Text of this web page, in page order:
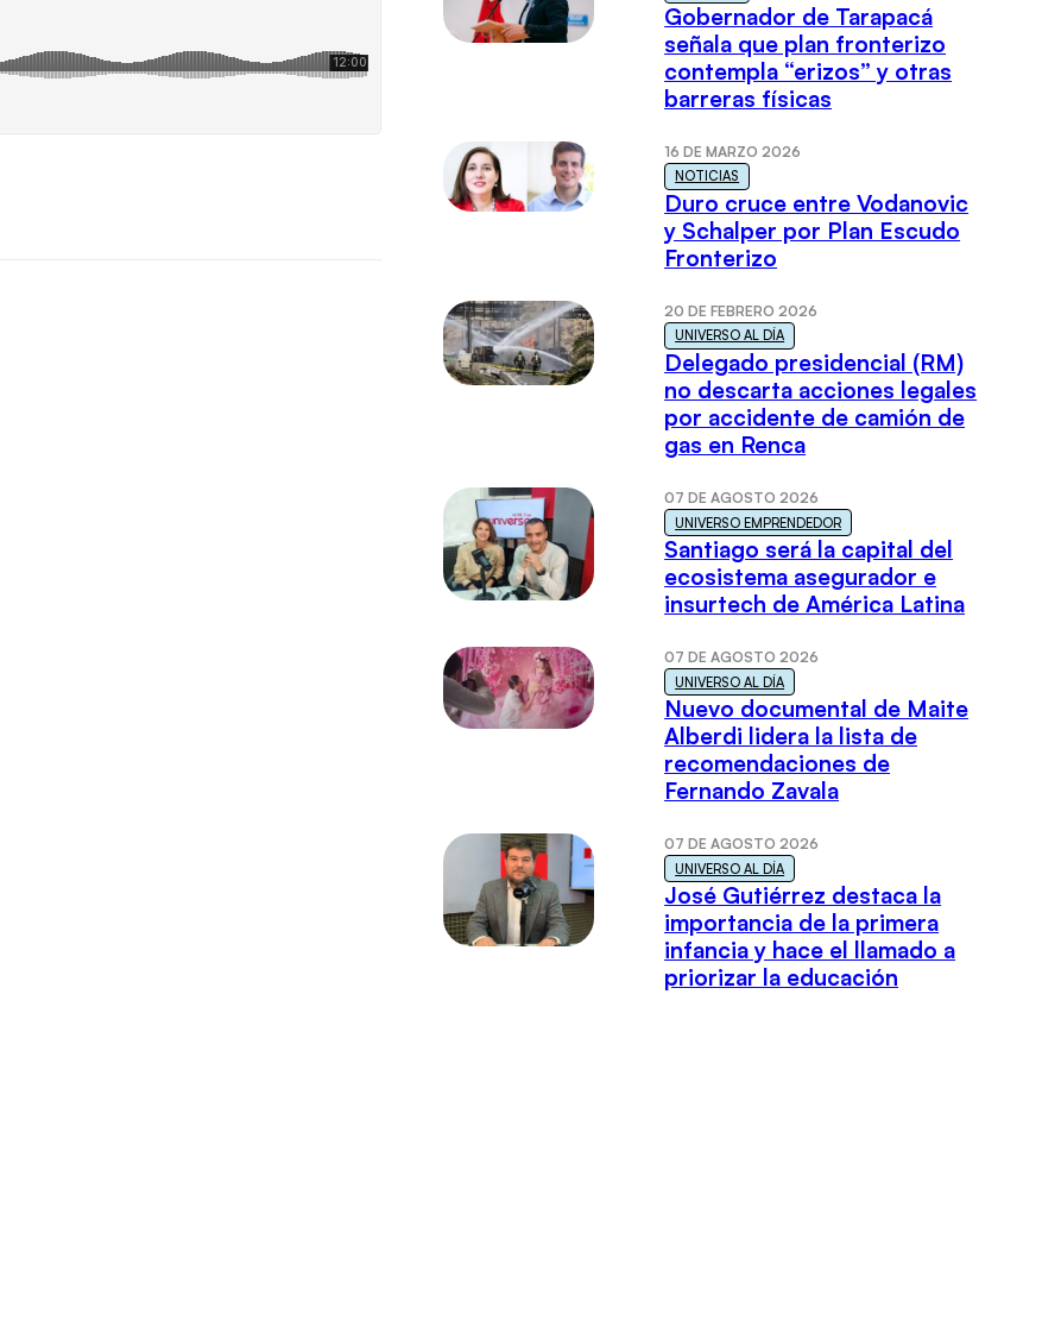
Gobernador de Tarapacá
señala que plan fronterizo
contempla “erizos” y otras
barreras físicas
16 DE MARZO 2026
NOTICIAS
Duro cruce entre Vodanovic
y Schalper por Plan Escudo
Fronterizo
20 DE FEBRERO 2026
UNIVERSO AL DÍA
Delegado presidencial (RM)
no descarta acciones legales
por accidente de camión de
gas en Renca
07 DE AGOSTO 2026
UNIVERSO EMPRENDEDOR
Santiago será la capital del
ecosistema asegurador e
insurtech de América Latina
07 DE AGOSTO 2026
UNIVERSO AL DÍA
Nuevo documental de Maite
Alberdi lidera la lista de
recomendaciones de
Fernando Zavala
07 DE AGOSTO 2026
UNIVERSO AL DÍA
José Gutiérrez destaca la
importancia de la primera
infancia y hace el llamado a
priorizar la educación